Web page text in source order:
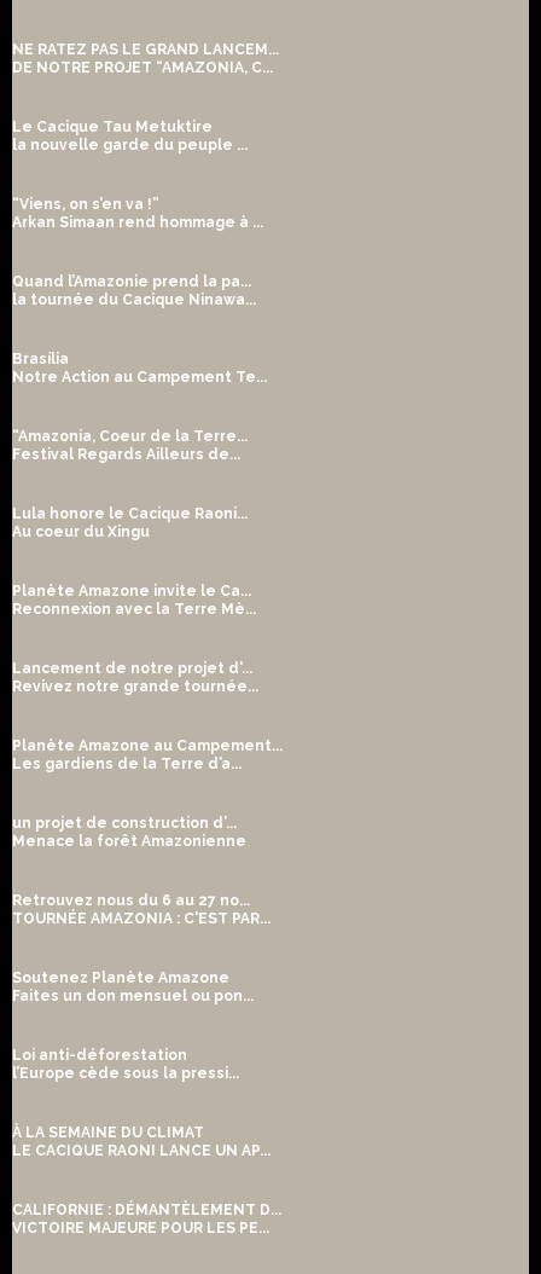
NE RATEZ PAS LE GRAND LANCEM...
DE NOTRE PROJET “AMAZONIA, C...
Le Cacique Tau Metuktire
la nouvelle garde du peuple ...
“Viens, on s’en va !”
Arkan Simaan rend hommage à ...
Quand l’Amazonie prend la pa...
la tournée du Cacique Ninawa...
Brasília
Notre Action au Campement Te...
“Amazonia, Coeur de la Terre...
Festival Regards Ailleurs de...
Lula honore le Cacique Raoni...
Au coeur du Xingu
Planète Amazone invite le Ca...
Reconnexion avec la Terre Mè...
Lancement de notre projet d'...
Revivez notre grande tournée...
Planète Amazone au Campement...
Les gardiens de la Terre d’a...
un projet de construction d’...
Menace la forêt Amazonienne
Retrouvez nous du 6 au 27 no...
TOURNÉE AMAZONIA : C'EST PAR...
Soutenez Planète Amazone
Faites un don mensuel ou pon...
Loi anti-déforestation
l’Europe cède sous la pressi...
À LA SEMAINE DU CLIMAT
LE CACIQUE RAONI LANCE UN AP...
CALIFORNIE : DÉMANTÈLEMENT D...
VICTOIRE MAJEURE POUR LES PE...